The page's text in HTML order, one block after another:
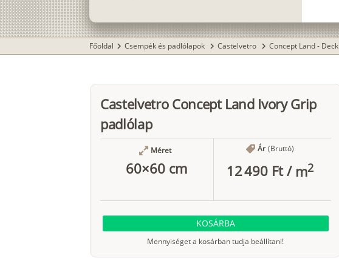
Főoldal chevron_right Csempék és padlólapok chevron_right Castelvetro chevron_right Concept Land - Deck
Castelvetro Concept Land Ivory Grip
padlólap
Méret
60×60 cm
Ár (Bruttó)
12 490 Ft/ m2
KOSÁRBA
Mennyiséget a kosárban tudja beállítani!